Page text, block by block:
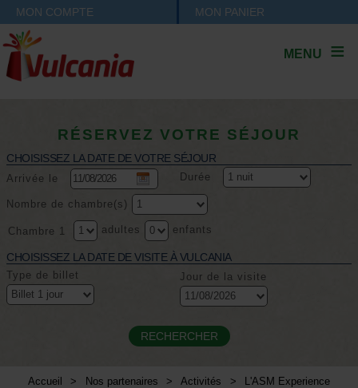
MON COMPTE MON PANIER
MENU
RÉSERVEZ VOTRE SÉJOUR
CHOISISSEZ LA DATE DE VOTRE SÉJOUR
Arrivée le Durée
Nombre de chambre(s)
Chambre 1 adultes enfants
CHOISISSEZ LA DATE DE VISITE À VULCANIA
Type de billet Jour de la visite
Accueil > Nos partenaires > Activités > L'ASM Experience